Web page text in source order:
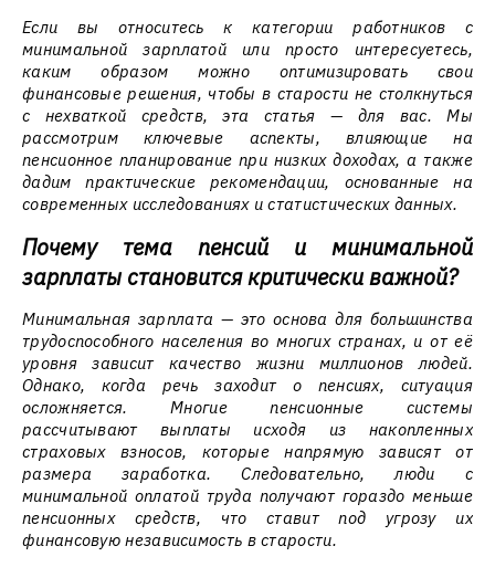
Если вы относитесь к категории работников с
минимальной зарплатой или просто интересуетесь,
каким образом можно оптимизировать свои
финансовые решения, чтобы в старости не столкнуться
с нехваткой средств, эта статья — для вас. Мы
рассмотрим ключевые аспекты, влияющие на
пенсионное планирование при низких доходах, а также
дадим практические рекомендации, основанные на
современных исследованиях и статистических данных.
Почему тема пенсий и минимальной
зарплаты становится критически важной?
Минимальная зарплата — это основа для большинства
трудоспособного населения во многих странах, и от её
уровня зависит качество жизни миллионов людей.
Однако, когда речь заходит о пенсиях, ситуация
осложняется. Многие пенсионные системы
рассчитывают выплаты исходя из накопленных
страховых взносов, которые напрямую зависят от
размера заработка. Следовательно, люди с
минимальной оплатой труда получают гораздо меньше
пенсионных средств, что ставит под угрозу их
финансовую независимость в старости.